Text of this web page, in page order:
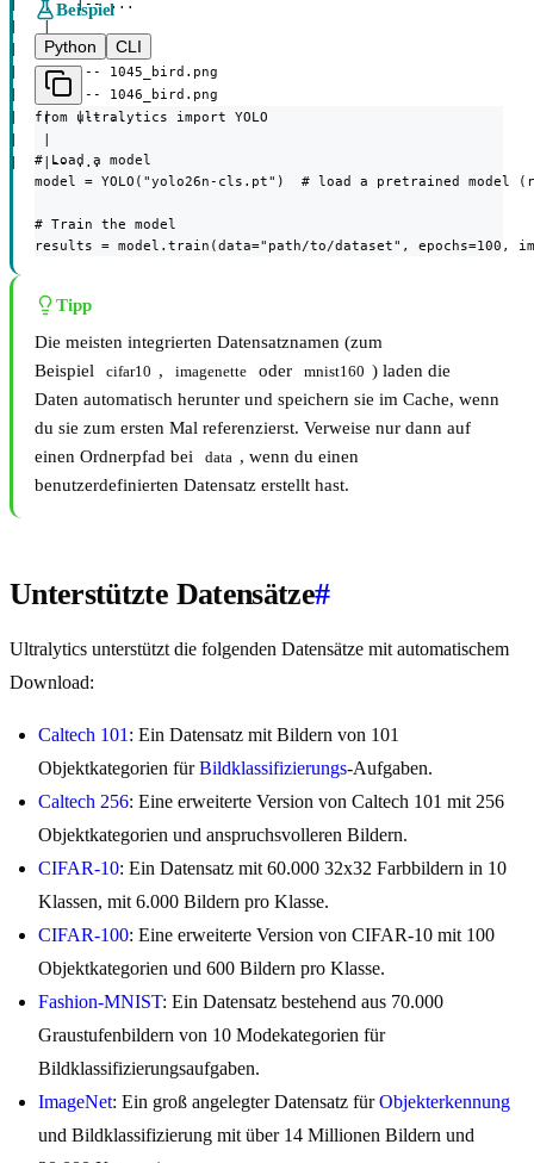
|   |   |-- ...
|   |-- bird/
|   |   |-- 1045_bird.png
|   |   |-- 1046_bird.png
|   |   |-- ...
|   |-- ...
Beispiel
Python
CLI
from ultralytics import YOLO
# Load a model
model = YOLO("yolo26n-cls.pt")  # load a pretrained model
# Train the model
results = model.train(data="path/to/dataset", epochs=100,
Tipp
Die meisten integrierten Datensatznamen (zum
Beispiel
cifar10 , imagenette oder mnist160 ) laden die
Daten automatisch herunter und speichern sie im Cache, wenn
du sie zum ersten Mal referenzierst. Verweise nur dann auf
einen Ordnerpfad bei
data , wenn du einen
benutzerdefinierten Datensatz erstellt hast.
Unterstützte Datensätze#
Ultralytics unterstützt die folgenden Datensätze mit automatischem
Download:
Caltech 101 : Ein Datensatz mit Bildern von 101
Objektkategorien fürBildklassifizierungs-Aufgaben.
Caltech 256: Eine erweiterte Version von Caltech 101 mit 256
Objektkategorien und anspruchsvolleren Bildern.
CIFAR-10: Ein Datensatz mit 60.000 32x32 Farbbildern in 10
Klassen, mit 6.000 Bildern pro Klasse.
CIFAR-100: Eine erweiterte Version von CIFAR-10 mit 100
Objektkategorien und 600 Bildern pro Klasse.
Fashion-MNIST: Ein Datensatz bestehend aus 70.000
Graustufenbildern von 10 Modekategorien für
Bildklassifizierungsaufgaben.
ImageNet: Ein groß angelegter Datensatz fürObjekterkennung
und Bildklassifizierung mit über 14 Millionen Bildern und